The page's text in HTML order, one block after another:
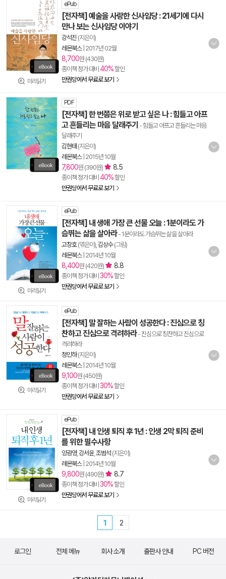
미리읽기
ePub
[전자책] 예술을 사랑한 신사임당 : 21세기에 다시
만나 보는 신사임당 이야기
강석진 (지은이)
레몬북스| 2017년 02월
8,700원 (430원)
종이책 정가 대비 40%할인
만권당에서 무료로 보기
PDF
[전자책] 한 번쯤은 위로 받고 싶은 나 : 힘들고 아프
고 흔들리는 마음 달래주기 - 힘들고 아프고 흔들리는 마음
달래주기
김현태 (지은이)
레몬북스| 2015년 10월
7,800원 (390원) 8.5
종이책 정가 대비 40%할인
만권당에서 무료로 보기
미리읽기
ePub
[전자책] 내 생애 가장 큰 선물 오늘 : 1분이라도 가
슴뛰는 삶을 살아라- 1분이라도 가슴뛰는 삶을 살아라
고창호(엮은이), 김상수(그림)
레몬북스| 2014년 10월
8,400원 (420원) 8.8
종이책 정가 대비 30%할인
만권당에서 무료로 보기
미리읽기
ePub
[전자책] 말 잘하는 사람이 성공한다 : 진심으로 칭
찬하고 진심으로 격려하라- 진심으로 칭찬하고 진심으로
격려하라
정민하(지은이)
레몬북스| 2014년 10월
9,100원 (450원)
종이책 정가 대비 30%할인
만권당에서 무료로 보기
미리읽기
ePub
[전자책] 내 인생 퇴직 후 1년 : 인생 2막 퇴직 준비
를 위한 필수사항
양광영, 강서윤, 조범석 (지은이)
레몬북스| 2014년 10월
9,800원 (490원) 8.7
종이책 정가 대비 30%할인
만권당에서 무료로 보기
1 2
로그인 전체 메뉴 회사 소개 출판사 안내 PC 버전